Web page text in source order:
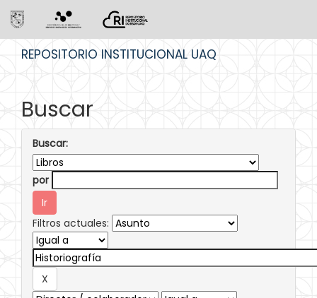
REPOSITORIO INSTITUCIONAL UAQ
Buscar
Buscar:
por
Filtros actuales: